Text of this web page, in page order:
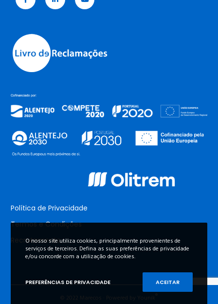
Política de Privacidade
Termos e Condições
Recrutamento
© 2022 Marecos · Powered by Younik
O nosso site utiliza cookies, principalmente provenientes de
serviços de terceiros. Defina as suas preferências de privacidade
e/ou concorde com a utilização de cookies.
PREFERÊNCIAS DE PRIVACIDADE ACEITAR